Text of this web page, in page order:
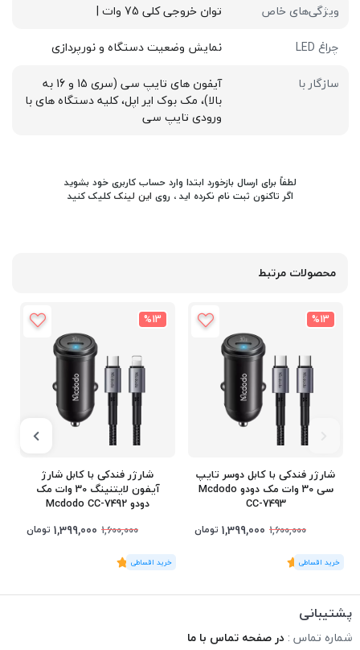
ویژگی‌های خاص
توان خروجی کلی 75 وات |
چراغ LED
نمایش وضعیت دستگاه و نورپردازی
سازگار با
آیفون های تایپ سی (سری 15 و 16 به
بالا)، مک بوک ایر اپل، کلیه دستگاه های با
ورودی تایپ سی
لطفاً برای ارسال بازخورد ابتدا وارد حساب کاربری خود بشوید
اگر تاکنون ثبت نام نکرده اید ، روی این لینک کلیک کنید
محصولات مرتبط
%13
شارژر فندکی با کابل دوسر تایپ
سی 30 وات مک دودو Mcdodo
CC-7493
1,600,000
1,399,000 تومان
(1رای)
5
%13
شارژر فندکی با کابل شارژ
آیفون لایتنینگ 30 وات مک
دودو Mcdodo CC-7492
1,600,000
1,399,000 تومان
(2 رای)
5
پشتیبانی
شماره تماس : در صفحه تماس با ما